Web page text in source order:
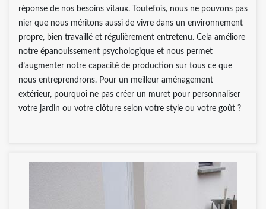
réponse de nos besoins vitaux. Toutefois, nous ne pouvons pas
nier que nous méritons aussi de vivre dans un environnement
propre, bien travaillé et régulièrement entretenu. Cela améliore
notre épanouissement psychologique et nous permet
d’augmenter notre capacité de production sur tous ce que
nous entreprendrons. Pour un meilleur aménagement
extérieur, pourquoi ne pas créer un muret pour personnaliser
votre jardin ou votre clôture selon votre style ou votre goût ?